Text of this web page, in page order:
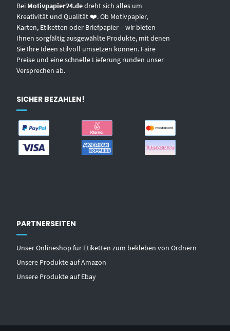
Bei Motivpapier24.dedreht sich alles um
Kreativität und Qualität ❤️. Ob Motivpapier,
Karten, Etiketten oder Briefpapier – wir bieten
Ihnen sorgfältig ausgewählte Produkte, mit denen
Sie Ihre Ideen stilvoll umsetzen können. Faire
Preise und eine schnelle Lieferung runden unser
Versprechen ab.
SICHER BEZAHLEN!
PARTNERSEITEN
Unser Onlineshop für Etiketten zum bekleben von Ordnern
Unsere Produkte auf Amazon
Unsere Produkte auf Ebay